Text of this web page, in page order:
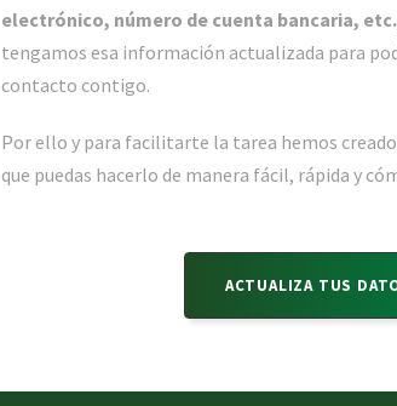
electrónico, número de cuenta bancaria,
tengamos esa información actualizada para
contacto contigo.
Por ello y para facilitarte la tarea hemos
que puedas hacerlo de manera fácil, rápida y
ACTUALIZA TUS